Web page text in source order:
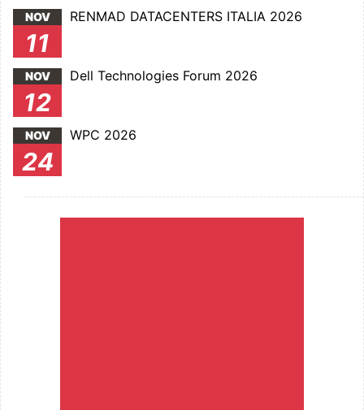
NOV
11
RENMAD DATACENTERS ITALIA 2026
NOV
12
Dell Technologies Forum 2026
NOV
24
WPC 2026